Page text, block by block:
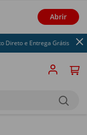
Abrir
e Entrega Grátis